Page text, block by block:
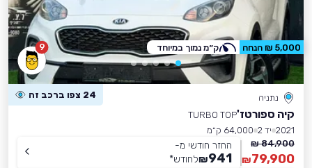
9
נתניה 24 צפו ברכב זה
קיה ספורטז'TURBO TOP
2021 יד 2
64,000 ק״מ
84,900 ₪
79,900
₪
החזר חודשי מ-
941
₪לחודש*
5,000 ₪ הנחה ק״מ נמוך במיוחד